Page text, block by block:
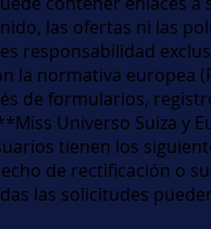
las ofertas ni las
responsabilidad
la normativa europea
de formularios,
Universo Suiza y
tienen los
de rectificación o
las solicitudes